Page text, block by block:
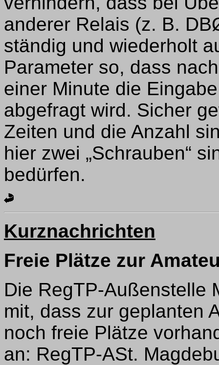
anderer Relais (z. B.
ständig und wiederholt
Parameter so, dass
einer Minute die
abgefragt wird. Sicher
Zeiten und die Anzahl
hier zwei „Schrauben“
bedürfen.
Kurznachrichten
Freie Plätze zur
Die RegTP-Außenstelle
mit, dass zur geplanten
noch freie Plätze
an: RegTP-ASt.